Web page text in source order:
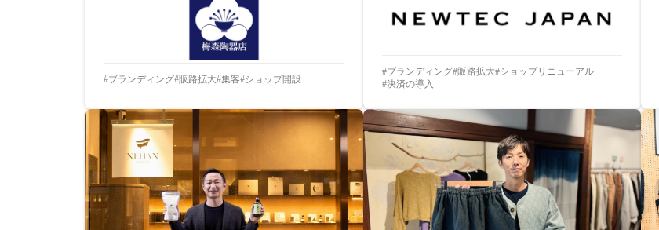
ブランディング 販路拡大 集客 ショップ開設
ブランディング 販路拡大 ショップリニューアル
決済の導入